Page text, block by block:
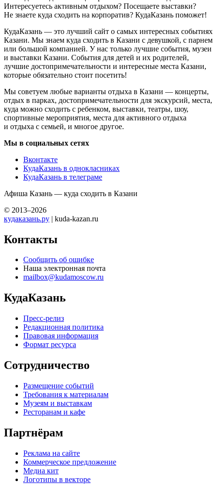
Интересуетесь активным отдыхом? Посещаете выставки?
Не знаете куда сходить на корпоратив? КудаКазань поможет!
КудаКазань — это лучший сайт о самых интересных событиях
Казани. Мы знаем куда сходить в Казани с девушкой, с парнем
или большой компанией. У нас только лучшие события, музеи
и выставки Казани. События для детей и их родителей,
лучшие достопримечательности и интересные места Казани,
которые обязательно стоит посетить!
Мы советуем любые варианты отдыха в Казани — концерты,
отдых в парках, достопримечательности для экскурсий, места,
куда можно сходить с ребенком, выставки, театры, шоу,
спортивные мероприятия, места для активного отдыха
и отдыха с семьей, и многое другое.
Мы в социальных сетях
Вконтакте
КудаКазань в однокласниках
КудаКазань в телеграме
Афиша Казань — куда сходить в Казани
© 2013–2026
кудаказань.ру | kuda-kazan.ru
Контакты
Сообщить об ошибке
Наша электронная почта
mailbox@kudamoscow.ru
КудаКазань
Пресс-релиз
Редакционная политика
Правовая информация
Формат ресурса
Сотрудничество
Размещение событий
Требования к материалам
Музеям и выставкам
Ресторанам и кафе
Партнёрам
Реклама на сайте
Коммерческое предложение
Медиа кит
Логотипы в векторе